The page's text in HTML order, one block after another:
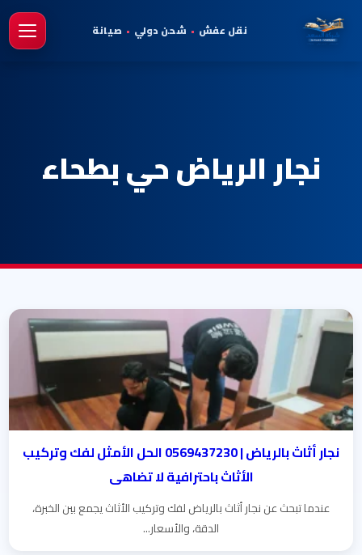
نقل عفش • شحن دولي • صيانة
نجار الرياض حي بطحاء
نجار أثاث بالرياض | 0569437230 الحل الأمثل لفك وتركيب
الأثاث باحترافية لا تضاهى
عندما تبحث عن نجار أثاث بالرياض لفك وتركيب الأثاث يجمع بين الخبرة،
الدقة، والأسعار...